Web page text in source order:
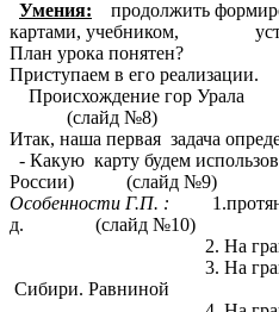
Умения: продолжить
картами, учебником,
План урока понятен?
Приступаем в его реализации.
(слайд №8)
Итак, наша первая задача
- Какую карту будем
России) (слайд №9)
Особенности Г.П. :
д. (слайд №10)
2. На границе м/у
3. На границе
Сибири. Равниной